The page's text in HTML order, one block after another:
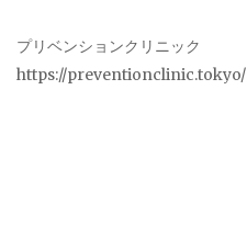
プリベンションクリニック
https://preventionclinic.tokyo/